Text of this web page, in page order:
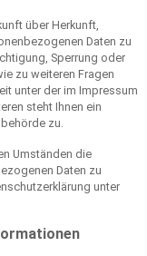
über Herkunft,
Daten zu
Sperrung oder
zu weiteren Fragen
unter der im Impressum
steht Ihnen ein
zu.
Umständen die
Daten zu
unter